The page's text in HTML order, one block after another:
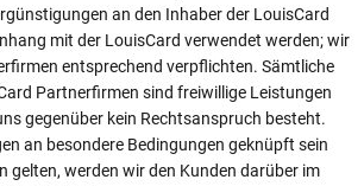
an den Inhaber der LouisCard
mit der LouisCard verwendet werden; wir
entsprechend verpflichten. Sämtliche
Partnerfirmen sind freiwillige Leistungen
gegenüber kein Rechtsanspruch besteht.
an besondere Bedingungen geknüpft sein
gelten, werden wir den Kunden darüber im